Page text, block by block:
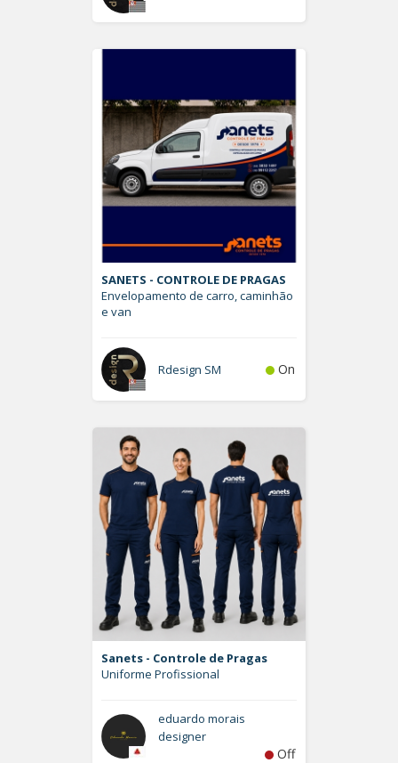
SANETS - CONTROLE DE PRAGAS
Envelopamento de carro, caminhão
e van
Rdesign SM On
Sanets - Controle de Pragas
Uniforme Profissional
eduardo morais
designer
Off